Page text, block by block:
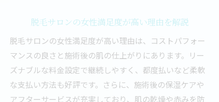
脱毛サロンの女性満足度が高い理由を解説
脱毛サロンの女性満足度が高い理由は、コストパフォー
マンスの良さと施術後の肌の仕上がりにあります。リー
ズナブルな料金設定で継続しやすく、都度払いなど柔軟
な支払い方法も好評です。さらに、施術後の保湿ケアや
アフターサービスが充実しており、肌の乾燥や赤みを防